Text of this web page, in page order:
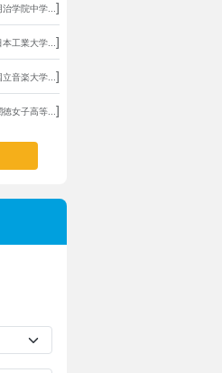
治学院中学... ]
本工業大学... ]
立音楽大学... ]
徳女子高等... ]